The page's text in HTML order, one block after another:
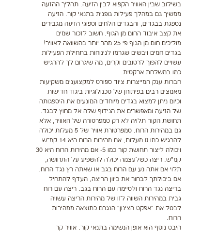
בשילוב שבין האוויר הקפוא לבין הזיעה. תהליך ההזעה
ממשיך גם במהלך פעילות גופנית בתנאי קור. הזיעה
נספגת בבגדים, והבגדים הלחים וספוגי הזיעה מגבירים
את קצב איבוד החום מן הגוף. חשוב לזכור שמים
מוליכים חום מן הגוף פי 25 מהר יותר בהשוואה לאוויר!
בגדים חמים ויבשים שגרמו לנינוחות בתחילת הפעילות
עשויים להפוך לרטובים וקרים, מה שיגרום לך להרגיש
כמו במשלחת ארקטית.
חברות ענק המייצרות ציוד ספורט למקצוענים משקיעות
מאמצים רבים בפיתוחן של טכנולוגיות ביגוד חדישות
וכיום ניתן למצוא בגדים מיוחדים המונעים את היספגותה
של הזיעה ומאפשרים את הנידוף שלה אל מחוץ לבגד.
תחושת הקור תלויה לא רק טמפרטורה של האוויר, אלא
גם במהירות הרוח. טמפרטורת אוויר של 5 מעלות יכולה
להרגיש כמו 0 מעלות, אם מהירות הרוח היא 14 קמ"ש
ויכולה ליצור תחושת קור כמו 5- אם מהירות הרוח היא 30
קמ"ש. ריצה כשלעצמה יכולה להשפיע על התחושה,
תלוי אם אתה נע עם הרוח בגב או שאתה רץ נגד הרוח.
אם ביכולתך לבחור את כיוון הריצה, העדף להתחיל
בריצה נגד הרוח ולסיימה עם הרוח בגב. ריצה עם רוח
גבית במהירות השווה לזו של מהירות הריצה עשויה
לבטל את "אפקט הצינון" הנגרם כתוצאה ממהירות
הרוח.
היבט נוסף הוא אופן הנשימה בתנאי קור. אוויר קר